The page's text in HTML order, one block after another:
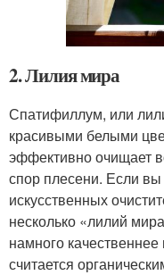
2. Лилия мира
Спатифиллум, или
красивыми белыми
эффективно очищает
спор плесени. Если вы
искусственных
несколько «лилий
намного
считается